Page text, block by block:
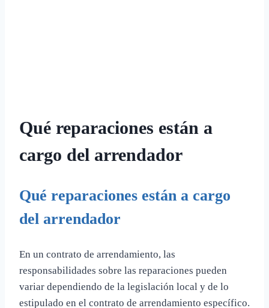
Qué reparaciones están a
cargo del arrendador
Qué reparaciones están a cargo
del arrendador
En un contrato de arrendamiento, las
responsabilidades sobre las reparaciones pueden
variar dependiendo de la legislación local y de lo
estipulado en el contrato de arrendamiento específico.